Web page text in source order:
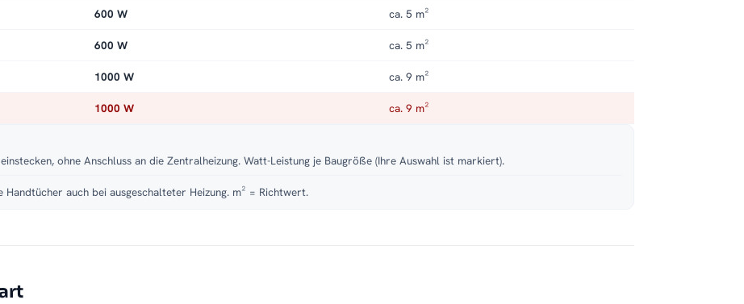
600 W ca. 5 m²
600 W ca. 5 m²
1000 W ca. 9 m²
1000 W ca. 9 m²
ohne Anschluss an die Zentralheizung. Watt-Leistung je Baugröße (Ihre Auswahl ist markiert).
auch bei ausgeschalteter Heizung. m² = Richtwert.